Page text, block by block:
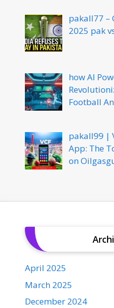
pakall77 –
2025 pak
how AI
Football
pakall99 |
App: The
on
April 2025
March 2025
December 2024